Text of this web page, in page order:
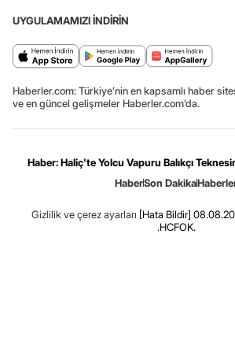
UYGULAMAMIZI İNDİRİN
Haberler.com: Türkiye’nin en kapsamlı haber
ve en güncel gelişmeler Haberler.com’da.
Haber: Haliç'te Yolcu Vapuru Balıkçı
HaberSon Dakika
Gizlilik ve çerez ayarları [Hata Bildir]
.HCFOK.